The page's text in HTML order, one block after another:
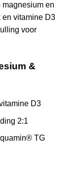
en
en vitamine D3
voor
&
D3
2:1
TG